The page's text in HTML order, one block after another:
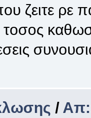
ζειτε ρε
τοσος
/ Απ: